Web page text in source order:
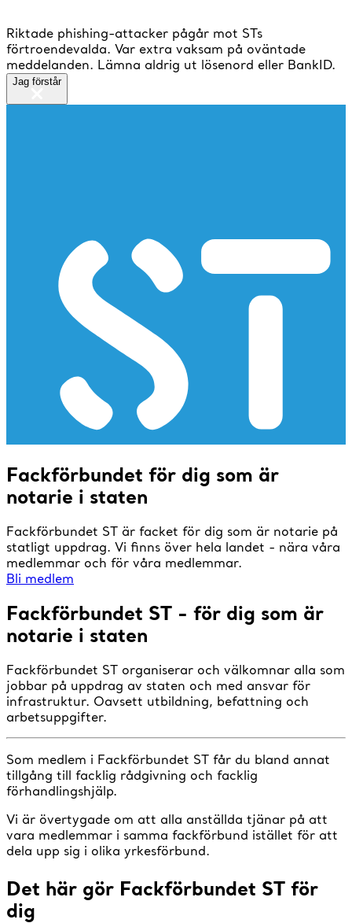
Riktade phishing-attacker pågår mot STs
förtroendevalda. Var extra vaksam på oväntade
meddelanden. Lämna aldrig ut lösenord eller BankID.
Jag förstår
Fackförbundet för dig som är
notarie i staten
Fackförbundet ST är facket för dig som är notarie på
statligt uppdrag. Vi finns över hela landet - nära våra
medlemmar och för våra medlemmar.
Bli medlem
Fackförbundet ST - för dig som är
notarie i staten
Fackförbundet ST organiserar och välkomnar alla som
jobbar på uppdrag av staten och med ansvar för
infrastruktur. Oavsett utbildning, befattning och
arbetsuppgifter.
Som medlem i Fackförbundet ST får du bland annat
tillgång till facklig rådgivning och facklig
förhandlingshjälp.
Vi är övertygade om att alla anställda tjänar på att
vara medlemmar i samma fackförbund istället för att
dela upp sig i olika yrkesförbund.
Det här gör Fackförbundet ST för
dig